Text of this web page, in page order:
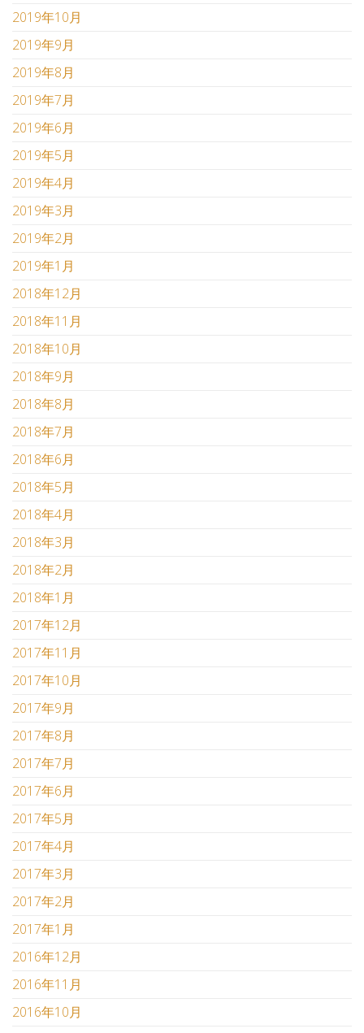
2019年10月
2019年9月
2019年8月
2019年7月
2019年6月
2019年5月
2019年4月
2019年3月
2019年2月
2019年1月
2018年12月
2018年11月
2018年10月
2018年9月
2018年8月
2018年7月
2018年6月
2018年5月
2018年4月
2018年3月
2018年2月
2018年1月
2017年12月
2017年11月
2017年10月
2017年9月
2017年8月
2017年7月
2017年6月
2017年5月
2017年4月
2017年3月
2017年2月
2017年1月
2016年12月
2016年11月
2016年10月